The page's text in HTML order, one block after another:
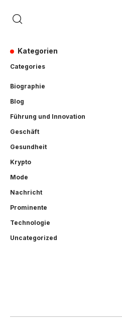
Kategorien
Categories
Biographie
Blog
Führung und Innovation
Geschäft
Gesundheit
Krypto
Mode
Nachricht
Prominente
Technologie
Uncategorized